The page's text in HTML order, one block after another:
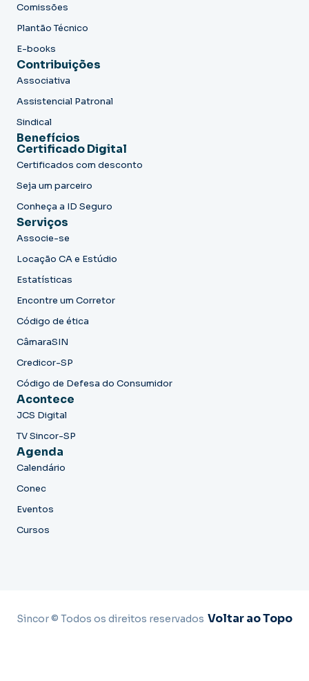
Comissões
Plantão Técnico
E-books
Contribuições
Associativa
Assistencial Patronal
Sindical
Benefícios
Certificado Digital
Certificados com desconto
Seja um parceiro
Conheça a ID Seguro
Serviços
Associe-se
Locação CA e Estúdio
Estatísticas
Encontre um Corretor
Código de ética
CâmaraSIN
Credicor-SP
Código de Defesa do Consumidor
Acontece
JCS Digital
TV Sincor-SP
Agenda
Calendário
Conec
Eventos
Cursos
Sincor © Todos os direitos reservados Voltar ao Topo